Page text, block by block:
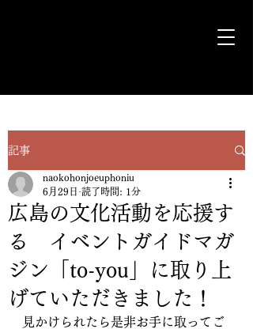
記事
広島の文化活動を応援す
る イベントガイドマガ
ジン「to-you」に取り上
げていただきました！
naokohonjoeuphoniu
6月29日 読了時間: 1分
見かけられたら是非お手に取ってご